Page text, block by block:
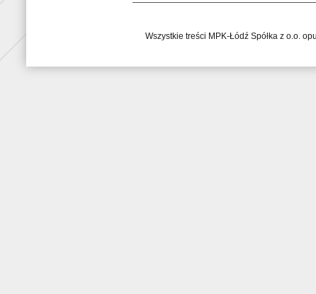
Wszystkie treści MPK-Łódź Spółka z o.o.